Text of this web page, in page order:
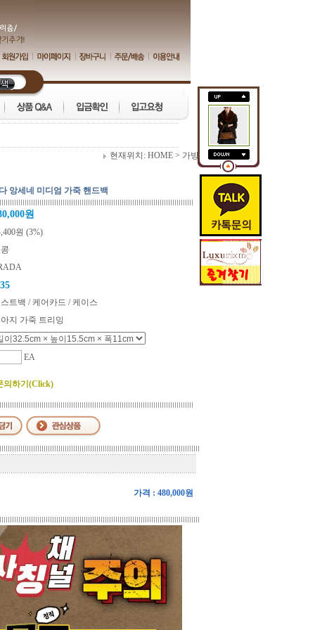
현재위치: HOME > 가방
앙세네 미디엄 가죽 핸드백
원
원 (3%)
트백 / 케어카드 / 케이스
지 가죽 트리밍
EA
의하기(Click)
가격 : 480,000원